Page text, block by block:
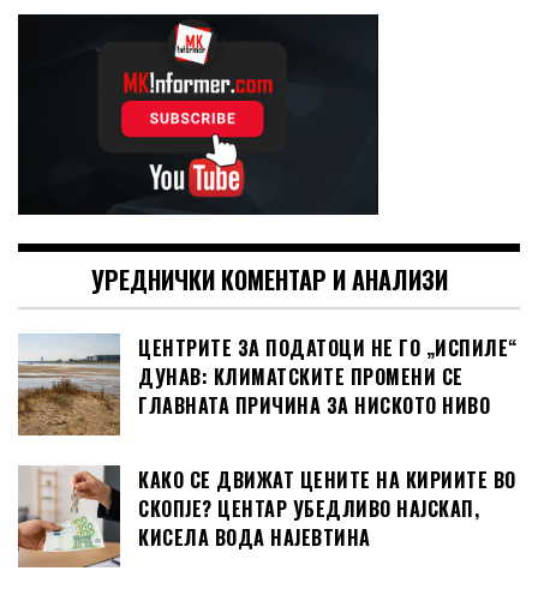
УРЕДНИЧКИ КОМЕНТАР И АНАЛИЗИ
ЦЕНТРИТЕ ЗА ПОДАТОЦИ НЕ ГО „ИСПИЛЕ“
ДУНАВ: КЛИМАТСКИТЕ ПРОМЕНИ СЕ
ГЛАВНАТА ПРИЧИНА ЗА НИСКОТО НИВО
КАКО СЕ ДВИЖАТ ЦЕНИТЕ НА КИРИИТЕ ВО
СКОПЈЕ? ЦЕНТАР УБЕДЛИВО НАЈСКАП,
КИСЕЛА ВОДА НАЈЕВТИНА